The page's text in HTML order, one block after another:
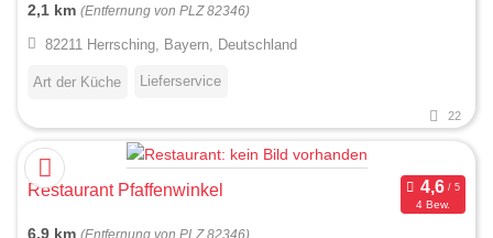
2,1 km (Entfernung von PLZ 82346)
82211 Herrsching, Bayern, Deutschland
Art der Küche Lieferservice
22
Restaurant Pfaffenwinkel
4 Bew.
6,9 km (Entfernung von PLZ 82346)